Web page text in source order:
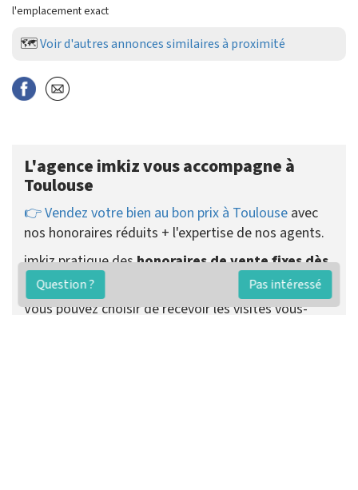
l'emplacement exact
🗺️Voir d'autres annonces similaires à proximité
Question ? Pas intéressé
L'agence imkiz vous accompagne à
Toulouse
👉 Vendez votre bien au bon prix à Toulouse avec
nos honoraires réduits + l'expertise de nos agents.
imkiz pratique deshonoraires de vente fixes dès
2890 €payés uniquement au succès.
Vous pouvez choisir de recevoir les visites vous-